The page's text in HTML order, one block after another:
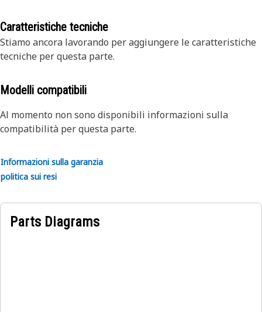
Caratteristiche tecniche
Stiamo ancora lavorando per aggiungere le caratteristiche
tecniche per questa parte.
Modelli compatibili
Al momento non sono disponibili informazioni sulla
compatibilità per questa parte.
Informazioni sulla garanzia
politica sui resi
Parts Diagrams